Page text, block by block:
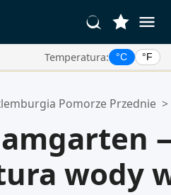
Temperatura: °C °F
pusta.
Pomorze Przednie >
wody